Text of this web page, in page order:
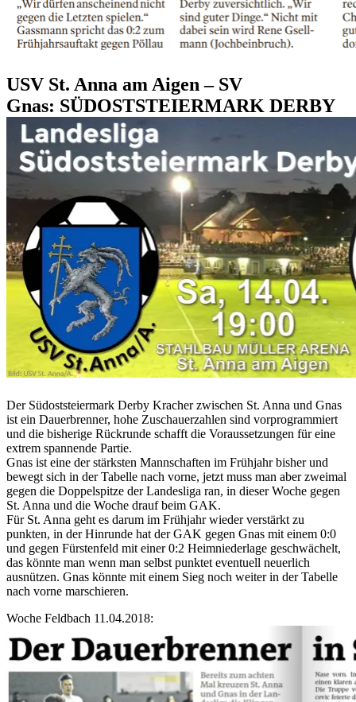
USV St. Anna am Aigen – SV
Gnas: SÜDOSTSTEIERMARK DERBY
Der Südoststeiermark Derby Kracher zwischen St. Anna und Gnas
ist ein Dauerbrenner, hohe Zuschauerzahlen sind vorprogrammiert
und die bisherige Rückrunde schafft die Voraussetzungen für eine
extrem spannende Partie.
Gnas ist eine der stärksten Mannschaften im Frühjahr bisher und
bewegt sich in der Tabelle nach vorne, jetzt muss man aber zweimal
gegen die Doppelspitze der Landesliga ran, in dieser Woche gegen
St. Anna und die Woche drauf beim GAK.
Für St. Anna geht es darum im Frühjahr wieder verstärkt zu
punkten, in der Hinrunde hat der GAK gegen Gnas mit einem 0:0
und gegen Fürstenfeld mit einer 0:2 Heimniederlage geschwächelt,
das könnte man wenn man selbst punktet eventuell neuerlich
ausnützen. Gnas könnte mit einem Sieg noch weiter in der Tabelle
nach vorne marschieren.
Woche Feldbach 11.04.2018: